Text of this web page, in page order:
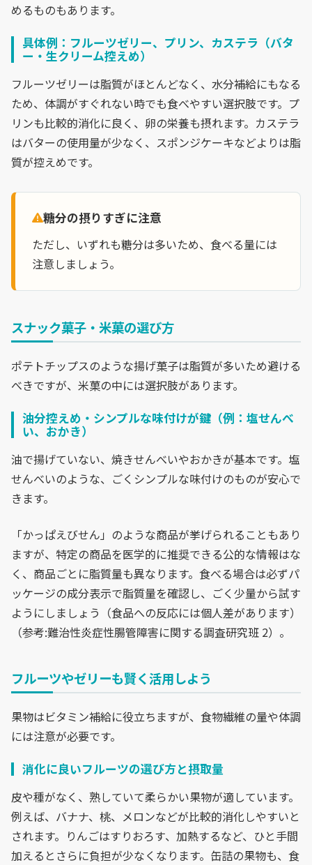
めるものもあります。
具体例：フルーツゼリー、プリン、カステラ（バタ
ー・生クリーム控えめ）
フルーツゼリーは脂質がほとんどなく、水分補給にもなる
ため、体調がすぐれない時でも食べやすい選択肢です。プ
リンも比較的消化に良く、卵の栄養も摂れます。カステラ
はバターの使用量が少なく、スポンジケーキなどよりは脂
質が控えめです。
糖分の摂りすぎに注意
ただし、いずれも糖分は多いため、食べる量には
注意しましょう。
スナック菓子・米菓の選び方
ポテトチップスのような揚げ菓子は脂質が多いため避ける
べきですが、米菓の中には選択肢があります。
油分控えめ・シンプルな味付けが鍵（例：塩せんべ
い、おかき）
油で揚げていない、焼きせんべいやおかきが基本です。塩
せんべいのような、ごくシンプルな味付けのものが安心で
きます。
「かっぱえびせん」のような商品が挙げられることもあり
ますが、特定の商品を医学的に推奨できる公的な情報はな
く、商品ごとに脂質量も異なります。食べる場合は必ずパ
ッケージの成分表示で脂質量を確認し、ごく少量から試す
ようにしましょう（食品への反応には個人差があります）
（参考:難治性炎症性腸管障害に関する調査研究班 2）。
フルーツやゼリーも賢く活用しよう
果物はビタミン補給に役立ちますが、食物繊維の量や体調
には注意が必要です。
消化に良いフルーツの選び方と摂取量
皮や種がなく、熟していて柔らかい果物が適しています。
例えば、バナナ、桃、メロンなどが比較的消化しやすいと
されます。りんごはすりおろす、加熱するなど、ひと手間
加えるとさらに負担が少なくなります。缶詰の果物も、食